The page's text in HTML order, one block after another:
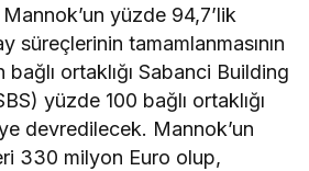
yüzde 94,7’lik
süreçlerinin tamamlanmasının
bağlı ortaklığı Sabanci Building
yüzde 100 bağlı ortaklığı
devredilecek. Mannok’un
330 milyon Euro olup,